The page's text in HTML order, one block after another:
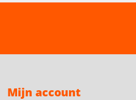
Mijn account